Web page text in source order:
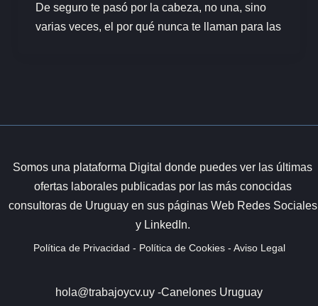
De seguro te pasó por la cabeza, no una, sino
varias veces, el por qué nunca te llaman para las
Somos una plataforma Digital donde puedes ver las últimas
ofertas laborales publicadas por las más conocidas
consultoras de Uruguay en sus páginas Web Redes Sociales
y LinkedIn.
Política de Privacidad - Política de Cookies- Aviso Legal
hola@trabajoycv.uy -Canelones Uruguay